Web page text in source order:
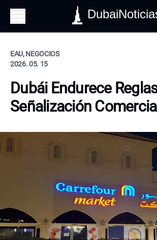
EAU, NEGOCIOS
2026. 05. 15
Dubái Endurece
Señalización Comercial